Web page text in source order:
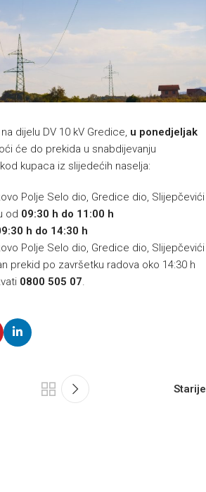
dijelu DV 10 kV Gredice, u ponedjeljak
će do prekida u snabdijevanju
kupaca iz slijedećih naselja:
Polje Selo dio, Gredice dio, Slijepčevići
od 09:30 h do 11:00 h
h do 14:30 h
Polje Selo dio, Gredice dio, Slijepčevići
prekid po završetku radova oko 14:30 h
0800 505 07.
Starije